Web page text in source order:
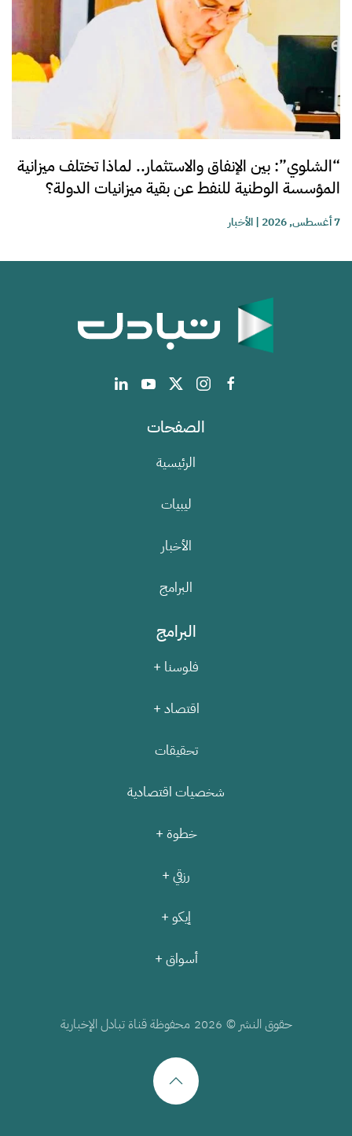
“الشلوي”: بين الإنفاق والاستثمار.. لماذا تختلف ميزانية
المؤسسة الوطنية للنفط عن بقية ميزانيات الدولة؟
7 أغسطس, 2026 |الأخبار
الصفحات
الرئيسية
ليبيات
الأخبار
البرامج
البرامج
فلوسنا +
اقتصاد +
تحقيقات
شخصيات اقتصادية
خطوة +
رزقي +
إيكو +
أسواق +
حقوق النشر © 2026 محفوظة قناة تبادل الإخبارية